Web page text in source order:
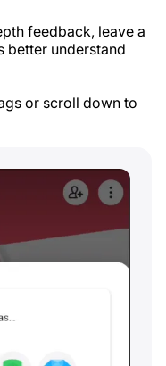
feedback, leave a
better understand
or scroll down to